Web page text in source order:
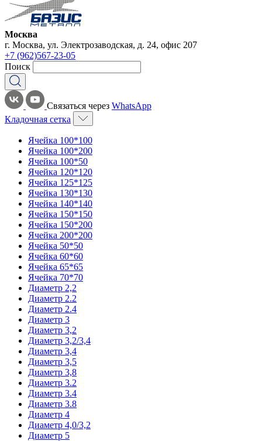
Москва
г. Москва, ул. Электрозаводская, д. 24, офис 207
+7 (962)567-23-05
Поиск
Связаться через WhatsApp
Кладочная сетка
Ячейка 100*100
Ячейка 100*200
Ячейка 100*50
Ячейка 120*120
Ячейка 125*125
Ячейка 130*130
Ячейка 140*140
Ячейка 150*150
Ячейка 150*200
Ячейка 200*200
Ячейка 50*50
Ячейка 60*60
Ячейка 65*65
Ячейка 70*70
Диаметр 2,2
Диаметр 2.2
Диаметр 2.4
Диаметр 3
Диаметр 3,2
Диаметр 3,2/3,4
Диаметр 3,4
Диаметр 3,5
Диаметр 3,8
Диаметр 3.2
Диаметр 3.4
Диаметр 3.8
Диаметр 4
Диаметр 4,0/3,2
Диаметр 5